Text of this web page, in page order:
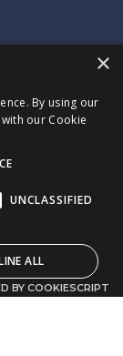
© 2023
×
By using our
our Cookie
UNCLASSIFIED
ALL
BY COOKIESCRIPT